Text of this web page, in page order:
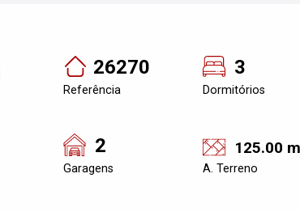
26270
Referência
3
Dormitórios
2
Garagens
125.00
A. Terreno